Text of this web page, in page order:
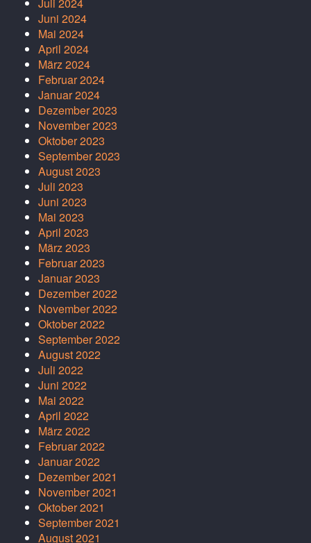
Juli 2024
Juni 2024
Mai 2024
April 2024
März 2024
Februar 2024
Januar 2024
Dezember 2023
November 2023
Oktober 2023
September 2023
August 2023
Juli 2023
Juni 2023
Mai 2023
April 2023
März 2023
Februar 2023
Januar 2023
Dezember 2022
November 2022
Oktober 2022
September 2022
August 2022
Juli 2022
Juni 2022
Mai 2022
April 2022
März 2022
Februar 2022
Januar 2022
Dezember 2021
November 2021
Oktober 2021
September 2021
August 2021